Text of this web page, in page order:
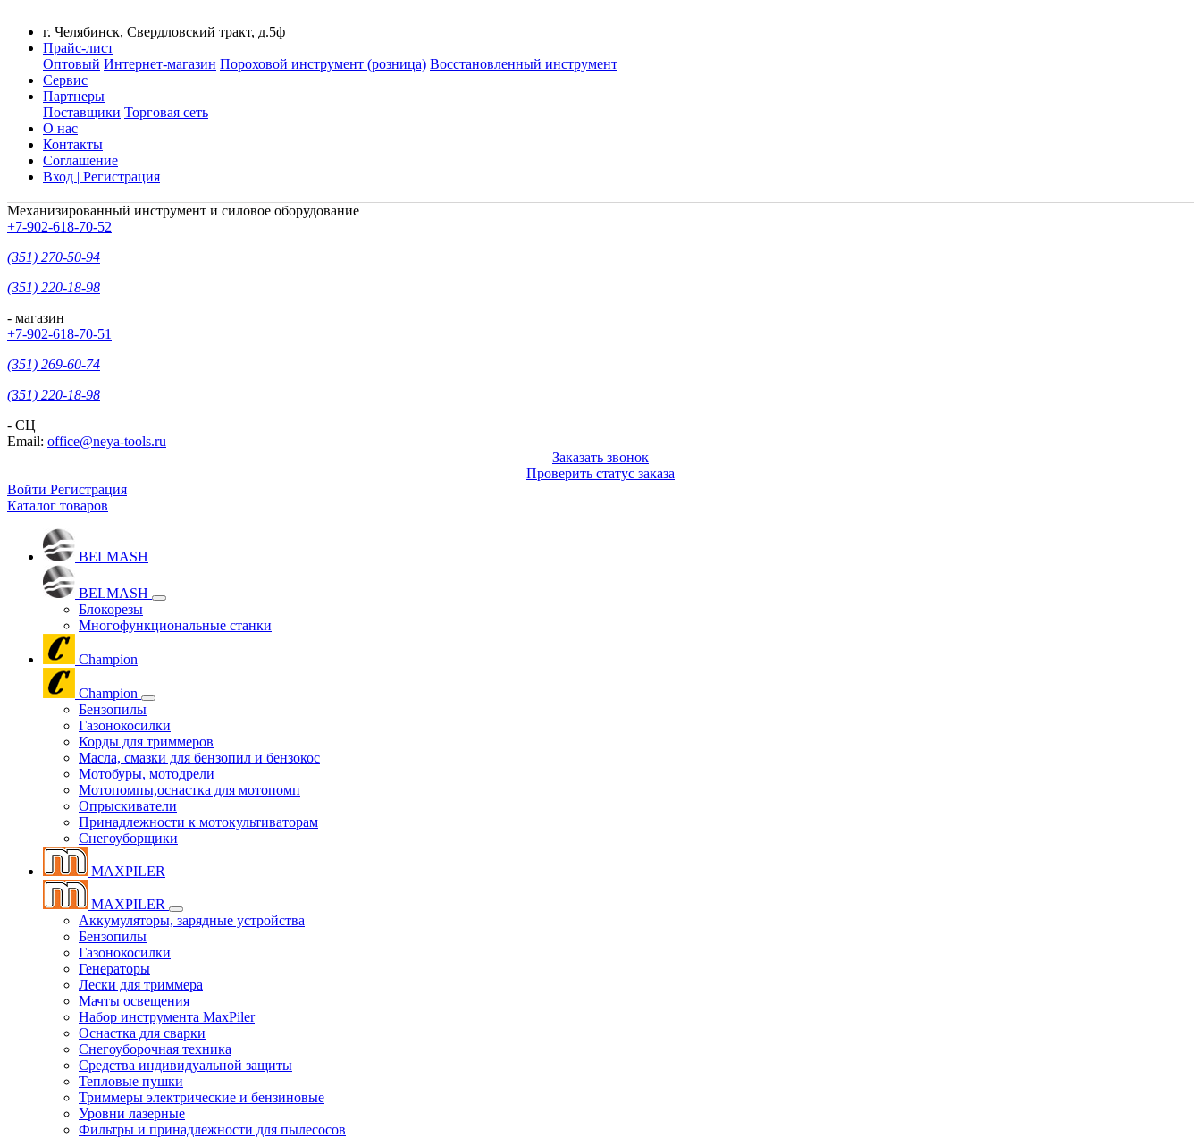
г. Челябинск, Свердловский тракт, д.5ф
Прайс-лист
Оптовый Интернет-магазин Пороховой инструмент (розница) Восстановленный инструмент
Сервис
Партнеры
Поставщики Торговая сеть
О нас
Контакты
Соглашение
Вход | Регистрация
Механизированный инструмент и силовое оборудование
+7-902-618-70-52
(351) 270-50-94
(351) 220-18-98
- магазин
+7-902-618-70-51
(351) 269-60-74
(351) 220-18-98
- СЦ
Email: office@neya-tools.ru
Заказать звонок
Проверить статус заказа
Войти Регистрация
Каталог товаров
BELMASH
BELMASH
Блокорезы
Многофункциональные станки
Champion
Champion
Бензопилы
Газонокосилки
Корды для триммеров
Масла, смазки для бензопил и бензокос
Мотобуры, мотодрели
Мотопомпы,оснастка для мотопомп
Опрыскиватели
Принадлежности к мотокультиваторам
Снегоуборщики
MAXPILER
MAXPILER
Аккумуляторы, зарядные устройства
Бензопилы
Газонокосилки
Генераторы
Лески для триммера
Мачты освещения
Набор инструмента MaxPiler
Оснастка для сварки
Снегоуборочная техника
Средства индивидуальной защиты
Тепловые пушки
Триммеры электрические и бензиновые
Уровни лазерные
Фильтры и принадлежности для пылесосов